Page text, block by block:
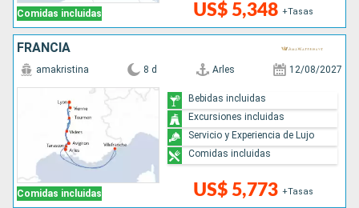
Comidas incluidas US$ 5,348 +Tasas
FRANCIA
Comidas incluidas
amakristina 8 d Arles 12/08/2027
US$ 5,773 +Tasas
Bebidas incluidas
Excursiones incluidas
Servicio y Experiencia de Lujo
Comidas incluidas